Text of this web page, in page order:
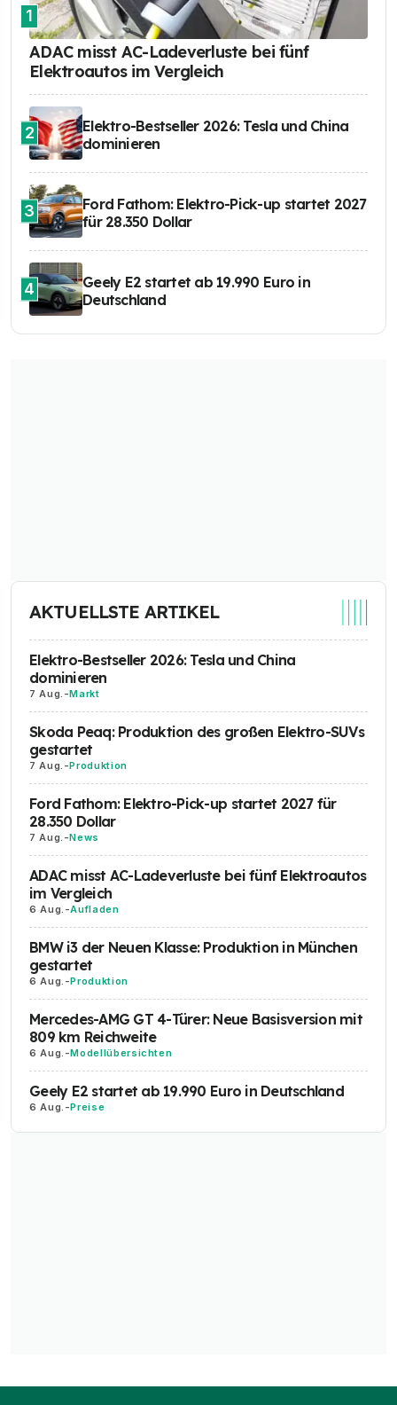
1
ADAC misst AC-Ladeverluste bei fünf
Elektroautos im Vergleich
2
Elektro-Bestseller 2026: Tesla und China
dominieren
3
Ford Fathom: Elektro-Pick-up startet 2027
für 28.350 Dollar
4
Geely E2 startet ab 19.990 Euro in
Deutschland
AKTUELLSTE ARTIKEL
Elektro-Bestseller 2026: Tesla und China
dominieren
7 Aug. -Markt
Skoda Peaq: Produktion des großen Elektro-SUVs
gestartet
7 Aug. -Produktion
Ford Fathom: Elektro-Pick-up startet 2027 für
28.350 Dollar
7 Aug. -News
ADAC misst AC-Ladeverluste bei fünf Elektroautos
im Vergleich
6 Aug. -Aufladen
BMW i3 der Neuen Klasse: Produktion in München
gestartet
6 Aug. -Produktion
Mercedes-AMG GT 4-Türer: Neue Basisversion mit
809 km Reichweite
6 Aug. -Modellübersichten
Geely E2 startet ab 19.990 Euro in Deutschland
6 Aug. -Preise